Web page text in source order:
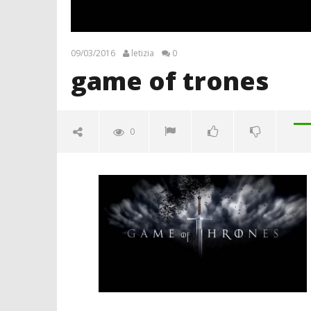
09/03/2016 letizia 0
game of trones
0